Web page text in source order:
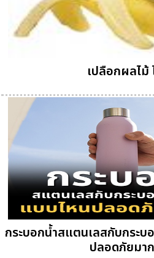
เปลือกผลไม้
กระบอกน้ำสแตนเลสกับกระ
ปลอดภัยมา